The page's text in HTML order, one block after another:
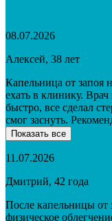
08.07.2026
Алексей, 38 лет
Капельница от запоя
ехать в клинику.
быстро, все сделал
смог заснуть.
Показать все
11.07.2026
Дмитрий, 42 года
После капельницы от
физическое